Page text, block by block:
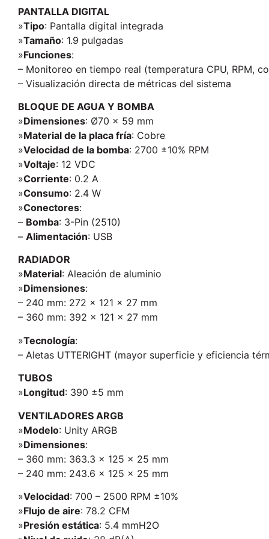
PANTALLA DIGITAL
»Tipo: Pantalla digital integrada
»Tamaño: 1.9 pulgadas
»Funciones:
– Monitoreo en tiempo real (temperatura CPU, RPM,
– Visualización directa de métricas del sistema
BLOQUE DE AGUA Y BOMBA
»Dimensiones: Ø70 x 59 mm
»Material de la placa fría: Cobre
»Velocidad de la bomba: 2700 ±10% RPM
»Voltaje: 12 VDC
»Corriente: 0.2 A
»Consumo: 2.4 W
»Conectores:
– Bomba: 3-Pin (2510)
– Alimentación: USB
RADIADOR
»Material: Aleación de aluminio
»Dimensiones:
– 240 mm: 272 x 121 x 27 mm
– 360 mm: 392 x 121 x 27 mm
»Tecnología:
– Aletas UTTERIGHT (mayor superficie y eficiencia
TUBOS
»Longitud: 390 ±5 mm
VENTILADORES ARGB
»Modelo: Unity ARGB
»Dimensiones:
– 360 mm: 363.3 x 125 x 25 mm
– 240 mm: 243.6 x 125 x 25 mm
»Velocidad: 700 – 2500 RPM ±10%
»Flujo de aire: 78.2 CFM
»Presión estática: 5.4 mmH2O